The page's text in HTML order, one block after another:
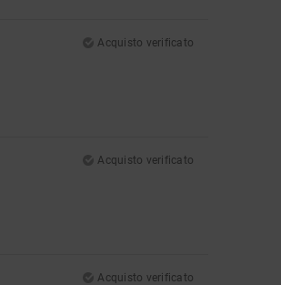
Acquisto verificato
Acquisto verificato
Acquisto verificato